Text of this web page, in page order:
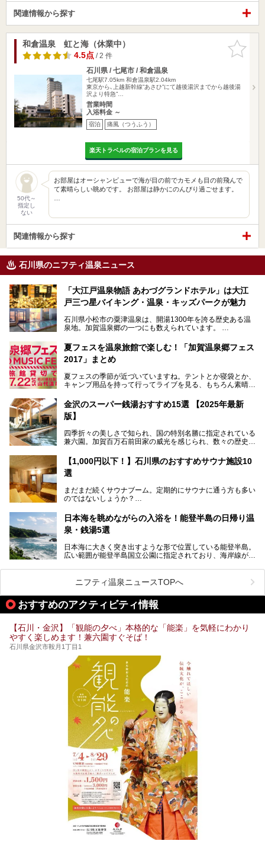
関連情報から探す
お気に入
りに追加
和倉温泉 虹と海（休業中）
4.5点/ 2 件
石川県 / 七尾市 / 和倉温泉
七尾駅7.05km 和倉温泉駅2.04km
東京から､上越新幹線”あさひ”にて越後湯沢までから越後湯
沢より特急”…
営業時間
入浴料金 ～
宿泊 痛風（つうふう）
楽天トラベルの宿泊プランを見る
50代～
指定し
ない
お部屋はオーシャンビューで海が目の前でカモメも目の前飛んで
て素晴らしい眺めです。 お部屋は静かにのんびり過ごせます。
関連情報から探す
石川県のニフティ温泉ニュース
「大江戸温泉物語 あわづグランドホテル」は大江
戸三つ星バイキング・温泉・キッズパークが魅力
石川県小松市の粟津温泉は、開湯1300年を誇る歴史ある温
泉地。加賀温泉郷の一つにも数えられています。
その粟津温泉に建つ「大江戸温泉物語 あわづグランドホテ
ル」（以下、あわづグランドホテル）は客室数97室のホテ
ルで、昨年2024年12月に露天風呂を新設。充実したキッズ
2025年7月からは「大江戸三つ星バイキング」がスタート！
───
提供元：大江戸温泉物語ホテルズ＆リゾーツ株式会社【P
この記事は大江戸温泉物語 あわづグランドホテルのPR記事
です。
夏フェスを温泉旅館で楽しむ！「加賀温泉郷フェス
2017」まとめ
夏フェスの季節が近づいていますね。テントとか寝袋とか、
キャンプ用品を持って行ってライブを見る、もちろん素晴ら
いやでもね、暑いし汗や砂埃でドロドロになるしうるさくて
夜は寝られないし、若い時はそういうのが良かったんですけ
今、もうちょっと気楽なフェスはないかな、と探してたらあ
りましたよ！
「加賀温泉郷フェス 2017」が石川県・山代温泉の瑠璃光を
全館貸し切って開催！
れちゃう！なんということでしょう！！
金沢のスーパー銭湯おすすめ15選 【2025年最新
版】
四季折々の美しさで知られ、国の特別名勝に指定されている
兼六園。加賀百万石前田家の威光を感じられ、数々の歴史的
ア。国内でも特に人気の観光地の1つです。北陸新幹線で東
京から約2時間30分と、首都圏からアクセスしやすい立地も
魅力ですね。
り、観光に加えて温泉もぜひ楽しみたいところ。金沢エリア
でおすすめのスーパー銭湯をご紹介します。
【1,000円以下！】石川県のおすすめサウナ施設10
選
まだまだ続くサウナブーム。定期的にサウナに通う方も多い
のではないしょうか？
今回はそんなサウナによく行く人もこれから楽しむ人も格安
で楽しめるサウナを紹介します。
など、種類豊富ですよ。
日本海を眺めながらの入浴を！能登半島の日帰り温
泉・銭湯5選
日本海に大きく突き出すような形で位置している能登半島。
広い範囲が能登半島国立公園に指定されており、海岸線が作
車で行くのがオススメですが、ドライブの際にぜひ一緒に楽
しんでいただきたいのが温泉です。絶景を眺めながらつかる
温泉は最高ですよ！ 今回はそんな能登の温泉を5つご紹介
します。
ニフティ温泉ニュースTOPへ
おすすめのアクティビティ情報
【石川・金沢】「観能の夕べ」本格的な「能楽」を気軽にわかり
やすく楽しめます！兼六園すぐそば！
石川県金沢市鞍月1丁目1